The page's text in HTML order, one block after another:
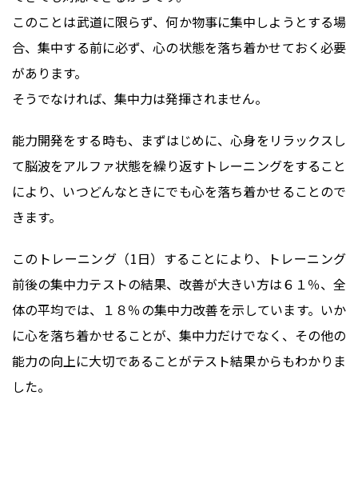
このことは武道に限らず、何か物事に集中しようとする場
合、集中する前に必ず、心の状態を落ち着かせておく必要
があります。
そうでなければ、集中力は発揮されません。
能力開発をする時も、まずはじめに、心身をリラックスし
て脳波をアルファ状態を繰り返すトレーニングをすること
により、いつどんなときにでも心を落ち着かせることので
きます。
このトレーニング（1日）することにより、トレーニング
前後の集中力テストの結果、改善が大きい方は６１％、全
体の平均では、１８％の集中力改善を示しています。いか
に心を落ち着かせることが、集中力だけでなく、その他の
能力の向上に大切であることがテスト結果からもわかりま
した。